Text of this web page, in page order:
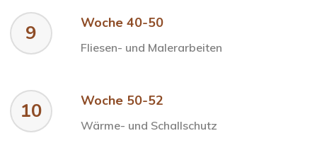
9 Woche 40-50
Fliesen- und Malerarbeiten
10 Woche 50-52
Wärme- und Schallschutz